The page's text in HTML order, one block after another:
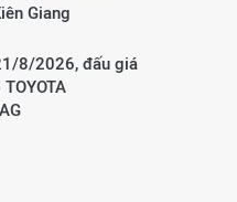
Giang
8/2026, đấu giá